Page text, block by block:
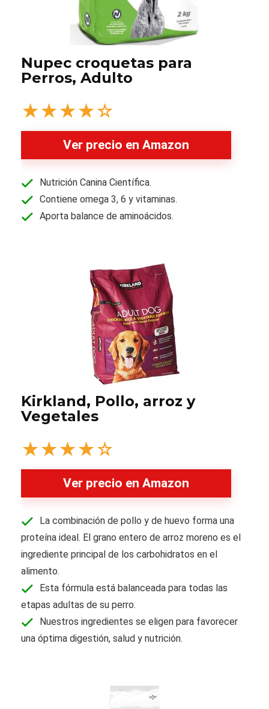
Nupec croquetas para
Perros, Adulto
★★★★☆
Ver precio en Amazon
Nutrición Canina Científica.
Contiene omega 3, 6 y vitaminas.
Aporta balance de aminoácidos.
Kirkland, Pollo, arroz y
Vegetales
★★★★☆
Ver precio en Amazon
La combinación de pollo y de huevo forma una
proteína ideal. El grano entero de arroz moreno es el
ingrediente principal de los carbohidratos en el
alimento.
Esta fórmula está balanceada para todas las
etapas adultas de su perro.
Nuestros ingredientes se eligen para favorecer
una óptima digestión, salud y nutrición.